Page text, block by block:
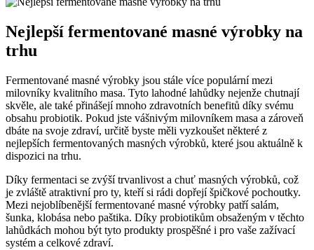
Nejlepší fermentované masné výrobky na
trhu
Fermentované masné výrobky jsou stále více populární mezi
milovníky kvalitního masa. Tyto lahodné lahůdky nejenže chutnají
skvěle, ale také přinášejí mnoho zdravotních benefitů díky svému
obsahu probiotik. Pokud jste vášnivým milovníkem masa a zároveň
dbáte na svoje zdraví, určitě byste měli vyzkoušet některé z
nejlepších fermentovaných masných výrobků, které jsou aktuálně k
dispozici na trhu.
Díky fermentaci se zvýší trvanlivost a chuť masných výrobků, což
je zvláště atraktivní pro ty, kteří si rádi dopřejí špičkové pochoutky.
Mezi nejoblíbenější fermentované masné výrobky patří salám,
šunka, klobása nebo paštika. Díky probiotikům obsaženým v těchto
lahůdkách mohou být tyto produkty prospěšné i pro vaše zažívací
systém a celkové zdraví.